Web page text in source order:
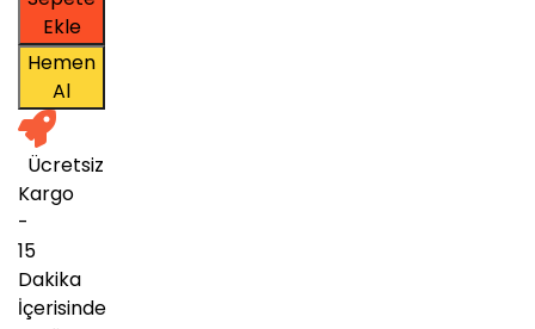
Pro
Dijital
Lisans
Anahtarı
adet
Ekle
Hemen
Al
Ücretsiz
Kargo
-
15
Dakika
İçerisinde